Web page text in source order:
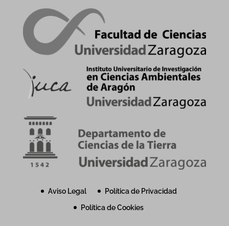
Aviso Legal
Política de Privacidad
Política de Cookies